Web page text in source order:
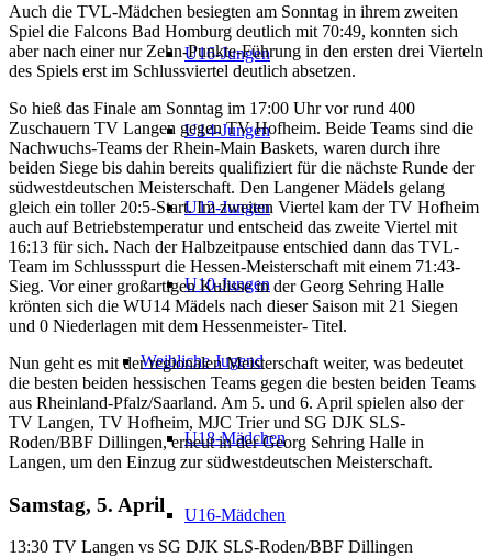
U16-Jungen
U14-Jungen
U12-Jungen
U10-Jungen
Weibliche Jugend
U18-Mädchen
U16-Mädchen
Auch die TVL-Mädchen besiegten am Sonntag in ihrem zweiten
Spiel die Falcons Bad Homburg deutlich mit 70:49, konnten sich
aber nach einer nur Zehn-Punkte-Führung in den ersten drei Vierteln
des Spiels erst im Schlussviertel deutlich absetzen.
So hieß das Finale am Sonntag im 17:00 Uhr vor rund 400
Zuschauern TV Langen gegen TV Hofheim. Beide Teams sind die
Nachwuchs-Teams der Rhein-Main Baskets, waren durch ihre
beiden Siege bis dahin bereits qualifiziert für die nächste Runde der
südwestdeutschen Meisterschaft. Den Langener Mädels gelang
gleich ein toller 20:5-Start. Im zweiten Viertel kam der TV Hofheim
auch auf Betriebstemperatur und entscheid das zweite Viertel mit
16:13 für sich. Nach der Halbzeitpause entschied dann das TVL-
Team im Schlussspurt die Hessen-Meisterschaft mit einem 71:43-
Sieg. Vor einer großartigen Kulisse in der Georg Sehring Halle
krönten sich die WU14 Mädels nach dieser Saison mit 21 Siegen
und 0 Niederlagen mit dem Hessenmeister- Titel.
Nun geht es mit der regionalen Meisterschaft weiter, was bedeutet
die besten beiden hessischen Teams gegen die besten beiden Teams
aus Rheinland-Pfalz/Saarland. Am 5. und 6. April spielen also der
TV Langen, TV Hofheim, MJC Trier und SG DJK SLS-
Roden/BBF Dillingen, erneut in der Georg Sehring Halle in
Langen, um den Einzug zur südwestdeutschen Meisterschaft.
Samstag, 5. April
13:30 TV Langen vs SG DJK SLS-Roden/BBF Dillingen